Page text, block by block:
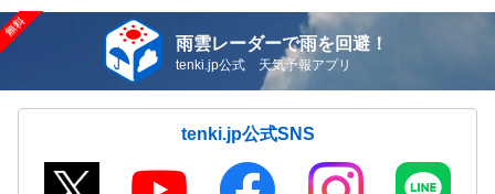
雨雲レーダーで雨を回避！
tenki.jp公式 天気予報アプリ
tenki.jp公式SNS